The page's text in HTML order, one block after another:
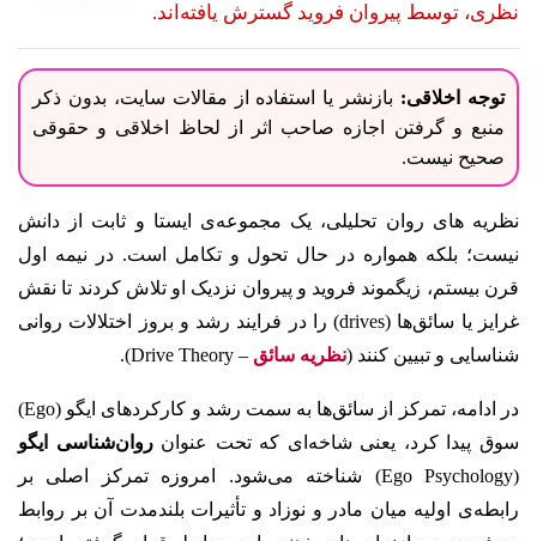
نظری، توسط پیروان فروید گسترش یافته‌اند.
توجه اخلاقی: بازنشر یا استفاده از مقالات سایت، بدون ذکر
منبع و گرفتن اجازه صاحب اثر از لحاظ اخلاقی و حقوقی
صحیح نیست.
نظریه های روان تحلیلی، یک مجموعه‌ی ایستا و ثابت از دانش
نیست؛ بلکه همواره در حال تحول و تکامل است. در نیمه‌ اول
قرن بیستم، زیگموند فروید و پیروان نزدیک او تلاش کردند تا نقش
غرایز یا سائق‌ها (drives) را در فرایند رشد و بروز اختلالات روانی
شناسایی و تبیین کنند (نظریه‌ سائق‌ – Drive Theory).
در ادامه، تمرکز از سائق‌ها به سمت رشد و کارکردهای ایگو (Ego)
سوق پیدا کرد، یعنی شاخه‌ای که تحت عنوانروان‌شناسی ایگو
(Ego Psychology) شناخته می‌شود. امروزه تمرکز اصلی بر
رابطه‌ی اولیه‌ میان مادر و نوزاد و تأثیرات بلندمدت آن بر روابط